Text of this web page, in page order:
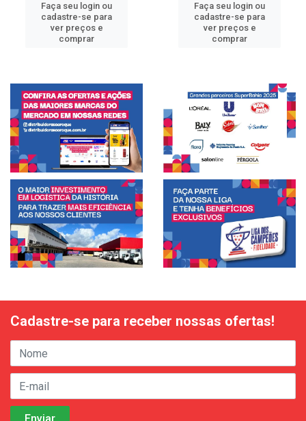
Faça seu login ou
cadastre-se para
ver preços e
comprar
Faça seu login ou
cadastre-se para
ver preços e
comprar
Cadastre-se para receber nossas ofertas!